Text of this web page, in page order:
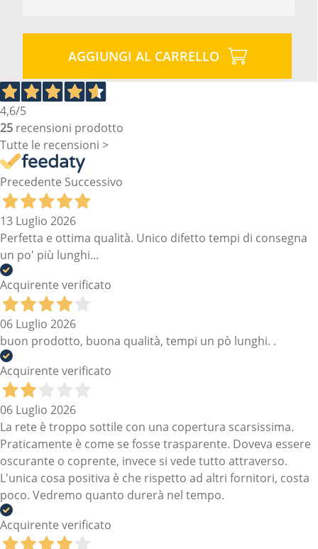
AGGIUNGI AL CARRELLO
4,6/5
25 recensioni prodotto
Tutte le recensioni >
Precedente Successivo
13 Luglio 2026
Perfetta e ottima qualità. Unico difetto tempi di consegna
un po' più lunghi...
Acquirente verificato
06 Luglio 2026
buon prodotto, buona qualità, tempi un pò lunghi. .
Acquirente verificato
06 Luglio 2026
La rete è troppo sottile con una copertura scarsissima.
Praticamente è come se fosse trasparente. Doveva essere
oscurante o coprente, invece si vede tutto attraverso.
L'unica cosa positiva è che rispetto ad altri fornitori, costa
poco. Vedremo quanto durerà nel tempo.
Acquirente verificato